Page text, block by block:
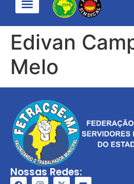
Edivan
Melo
Nossas Redes: